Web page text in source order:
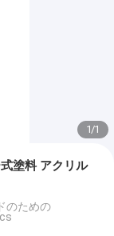
1/1
塗料 アクリル
のための